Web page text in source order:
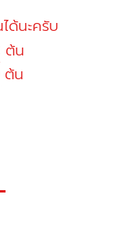
ด้นะครับ
ต้น
ต้น